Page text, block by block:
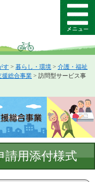
メ
ニ
ー
す > 暮らし・環境 > 介護・福祉
援総合事業 > 訪問型サービス事
請用添付様式